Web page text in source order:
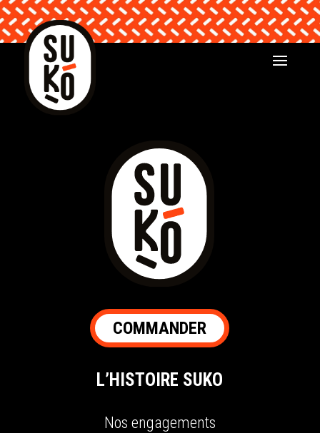
COMMANDER
L’HISTOIRE SUKO
Nos engagements